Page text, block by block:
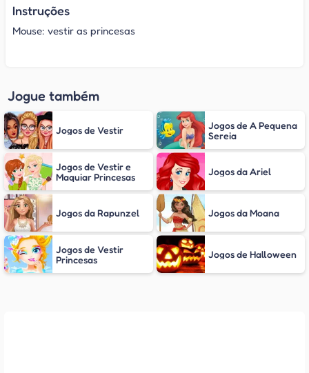
Instruções
Mouse: vestir as princesas
Jogue também
Jogos de Vestir
Jogos de A Pequena
Sereia
Jogos de Vestir e
Maquiar Princesas
Jogos da Ariel
Jogos da Rapunzel Jogos da Moana
Jogos de Vestir
Princesas
Jogos de Halloween